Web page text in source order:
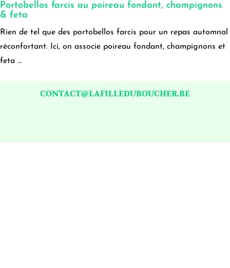
Portobellos farcis au poireau fondant, champignons
& feta
Rien de tel que des portobellos farcis pour un repas automnal
réconfortant. Ici, on associe poireau fondant, champignons et
feta ...
CONTACT@LAFILLEDUBOUCHER.BE